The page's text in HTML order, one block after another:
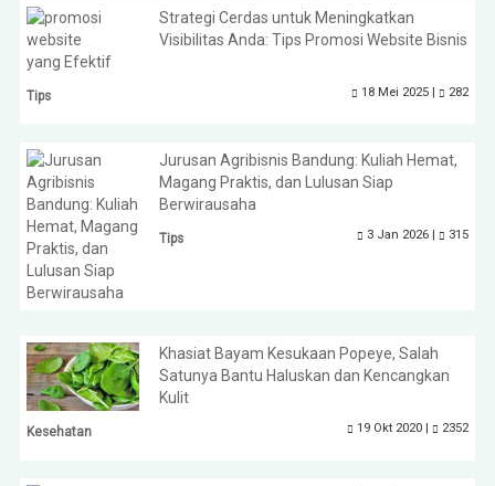
Strategi Cerdas untuk Meningkatkan
Visibilitas Anda: Tips Promosi Website Bisnis
yang Efektif
Tips 18 Mei 2025 | 282
Jurusan Agribisnis Bandung: Kuliah Hemat,
Magang Praktis, dan Lulusan Siap
Berwirausaha
Tips 3 Jan 2026 | 315
Khasiat Bayam Kesukaan Popeye, Salah
Satunya Bantu Haluskan dan Kencangkan
Kulit
Kesehatan 19 Okt 2020 | 2352